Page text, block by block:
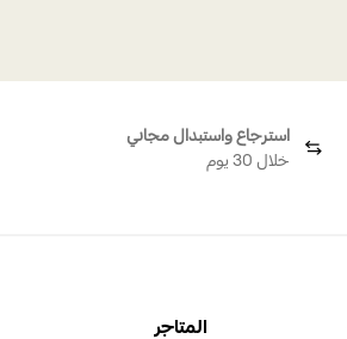
استرجاع واستبدال مجاني
خلال 30 يوم
المتاجر